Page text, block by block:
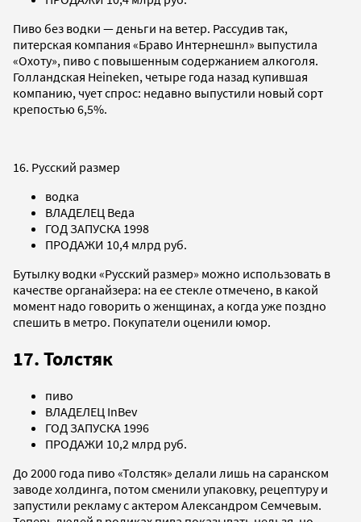
Пиво без водки — деньги на ветер. Рассудив так,
питерская компания «Браво Интернешнл» выпустила
«Охоту», пиво с повышенным содержанием алкоголя.
Голландская Heineken, четыре года назад купившая
компанию, чует спрос: недавно выпустили новый сорт
крепостью 6,5%.
16. Русский размер
водка
ВЛАДЕЛЕЦ Веда
ГОД ЗАПУСКА 1998
ПРОДАЖИ 10,4 млрд руб.
Бутылку водки «Русский размер» можно использовать в
качестве органайзера: на ее стекле отмечено, в какой
момент надо говорить о женщинах, а когда уже поздно
спешить в метро. Покупатели оценили юмор.
17. Толстяк
пиво
ВЛАДЕЛЕЦ InBev
ГОД ЗАПУСКА 1996
ПРОДАЖИ 10,2 млрд руб.
До 2000 года пиво «Толстяк» делали лишь на саранском
заводе холдинга, потом сменили упаковку, рецептуру и
запустили рекламу с актером Александром Семчевым.